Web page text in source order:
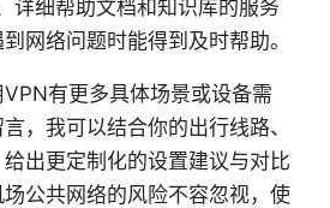
详细帮助文档和知识库的服务
网络问题时能得到及时帮助。
有更多具体场景或设备需
，我可以结合你的出行线路、
出更定制化的设置建议与对比
公共网络的风险不容忽视，使